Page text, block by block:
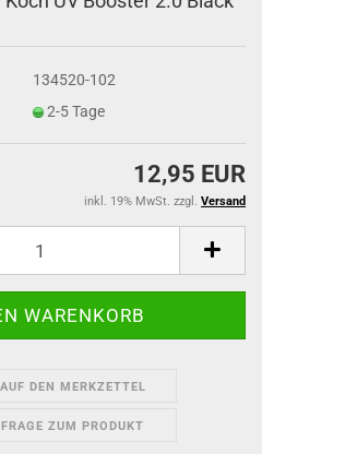
134520-102
2-5 Tage
12,95 EUR
inkl. 19% MwSt. zzgl. Versand
AUF DEN MERKZETTEL
FRAGE ZUM PRODUKT